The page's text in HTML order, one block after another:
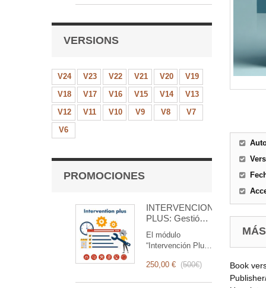
VERSIONS
V24 V23 V22 V21 V20
V19
V18
V17 V16 V15 V14
V13
V12
V11 V10 V9 V8
V7
V6
PROMOCIONES
INTERVENCIÓN
PLUS: Gestión
Intervenciones
El módulo
“Intervención Plus”
revolucionaria que
250,00 € (500€) Book